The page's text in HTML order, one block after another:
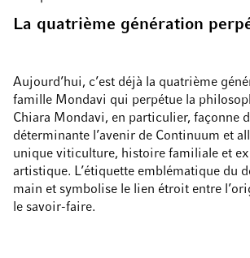
La quatrième génération
Aujourd’hui, c’est déjà la quatrième
famille Mondavi qui perpétue la
Chiara Mondavi, en particulier, façonne
déterminante l’avenir de Continuum et
unique viticulture, histoire familiale et
artistique. L’étiquette emblématique du
main et symbolise le lien étroit entre
le savoir-faire.